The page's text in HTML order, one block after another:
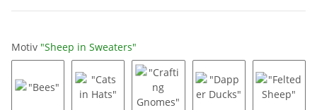
Motiv "Sheep in Sweaters"